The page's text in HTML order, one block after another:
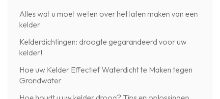
Alles wat u moet weten over het laten maken van een
kelder
Kelderdichtingen: droogte gegarandeerd voor uw
kelder!
Hoe uw Kelder Effectief Waterdicht te Maken tegen
Grondwater